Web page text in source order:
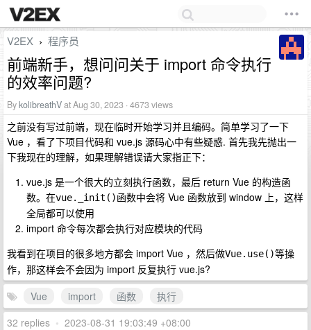
V2EX › 程序员
前端新手，想问问关于 import 命令执行
的效率问题?
BykolibreathVat Aug 30, 2023 · 4673 views
之前没有写过前端，现在临时开始学习并且编码。简单学习了一下
Vue ，看了下项目代码和 vue.js 源码心中有些疑惑. 首先我先抛出一
下我现在的理解，如果理解错误请大家指正下：
vue.js 是一个很大的立刻执行函数，最后 return Vue 的构造函
数。在vue._init()函数中会将 Vue 函数放到 window 上，这样
全局都可以使用
import 命令每次都会执行对应模块的代码
我看到在项目的很多地方都会 import Vue ，然后做Vue.use()等操
作，那这样会不会因为 import 反复执行 vue.js?
Vue
import 函数
执行
32 replies • 2023-08-31 19:03:49 +08:00